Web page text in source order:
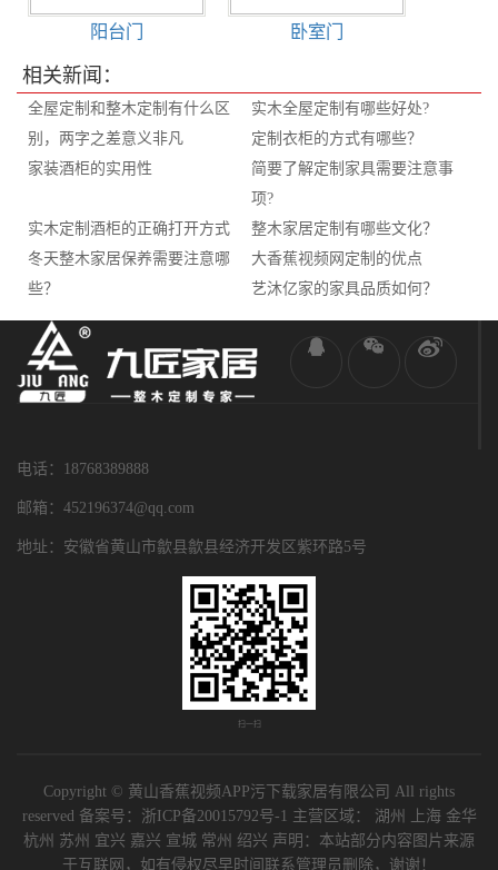
阳台门 卧室门
相关新闻：
全屋定制和整木定制有什么区
别，两字之差意义非凡
实木全屋定制有哪些好处?
定制衣柜的方式有哪些？
家装酒柜的实用性
简要了解定制家具需要注意事
项?
实木定制酒柜的正确打开方式
整木家居定制有哪些文化？
冬天整木家居保养需要注意哪
些？
大香蕉视频网定制的优点
艺沐亿家的家具品质如何？
电话：18768389888
邮箱：452196374@qq.com
地址：安徽省黄山市歙县歙县经济开发区紫环路5号
扫一扫
Copyright © 黄山香蕉视频APP污下载家居有限公司 All rights
reserved 备案号： 浙ICP备20015792号-1 主营区域： 湖州 上海 金华
杭州 苏州 宜兴 嘉兴 宣城 常州 绍兴 声明：本站部分内容图片来源
于互联网，如有侵权尽早时间联系管理员删除，谢谢！